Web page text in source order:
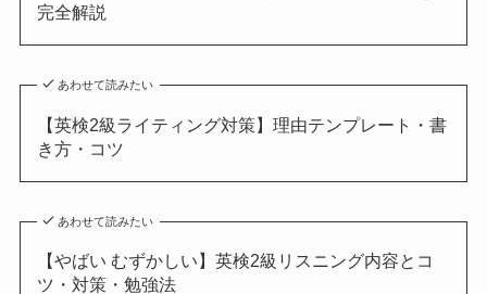
完全解説
あわせて読みたい
【英検2級ライティング対策】理由テンプレート・書
き方・コツ
あわせて読みたい
【やばい むずかしい】英検2級リスニング内容とコ
ツ・対策・勉強法